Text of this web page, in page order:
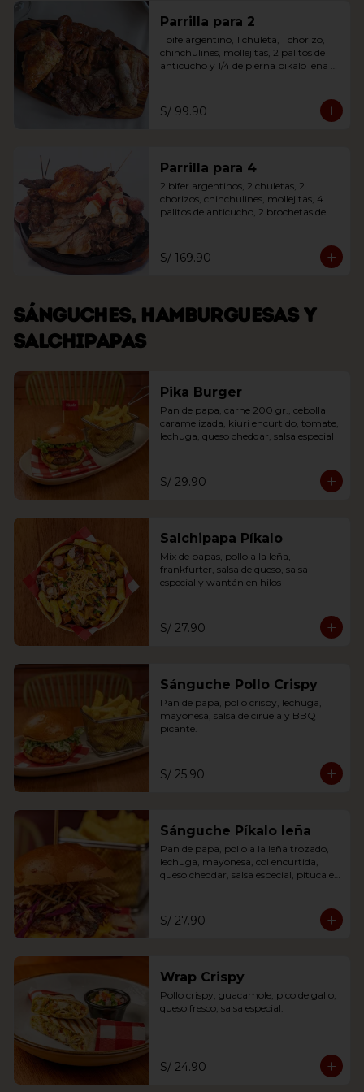
Parrilla para 2
1 bife argentino, 1 chuleta, 1 chorizo,
chinchulines, mollejitas, 2 palitos de
anticucho y 1/4 de pierna pikalo leña
S/ 99.90
Parrilla para 4
2 bifer argentinos, 2 chuletas, 2
chorizos, chinchulines, mollejitas, 4
palitos de anticucho, 2 brochetas de
fritas
S/ 169.90
Sánguches, hamburguesas y
salchipapas
Pika Burger
Pan de papa, carne 200 gr., cebolla
caramelizada, kiuri encurtido, tomate,
lechuga, queso cheddar, salsa especial
S/ 29.90
Salchipapa Píkalo
Mix de papas, pollo a la leña,
frankfurter, salsa de queso, salsa
especial y wantán en hilos
S/ 27.90
Sánguche Pollo Crispy
Pan de papa, pollo crispy, lechuga,
mayonesa, salsa de ciruela y BBQ
picante.
S/ 25.90
Sánguche Píkalo leña
Pan de papa, pollo a la leña trozado,
lechuga, mayonesa, col encurtida,
queso cheddar, salsa especial, pituca en
S/ 27.90
Wrap Crispy
Pollo crispy, guacamole, pico de gallo,
queso fresco, salsa especial.
S/ 24.90